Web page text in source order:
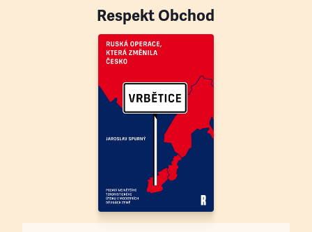
Respekt Obchod